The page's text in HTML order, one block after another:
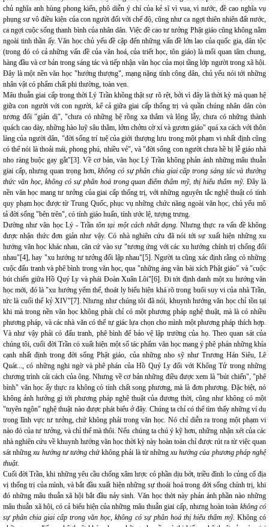
chủ nghĩa anh hùng phong kiến, phô diễn ý chí của kẻ sĩ vì vua, vì nước, đề cao nghĩa vụ
phụng sự vô điều kiện của con người đối với chế độ, cũng như ca ngợi thiên nhiên đất nước,
ca ngợi cuộc sống thanh bình của nhân dân. Việc đề cao tư tưởng Phật giáo cũng không nằm
ngoài tinh thần ấy. Văn học chủ yếu đề cập đến những vấn đề lớn lao của quốc gia, dân tộc
(trong đó có cả những vấn đề của văn hoá, của triết học, tôn giáo) là mối quan tâm chung,
hàng đầu và cơ bản trong sáng tác và tiếp nhận văn học của mọi tầng lớp người trong xã hội.
Đây là một nền văn học "hướng thượng", mạng nặng tính công dân, chủ yếu nói tới những
nhân vật có phẩm chất phi thường, toàn vẹn.
Mâu thuẫn giai cấp trong thời Lý Trần không thật sự rõ rệt, bởi vì đây là thời kỳ mà quan hệ
giữa con người với con người, kể cả giữa giai cấp thống trị và quần chúng nhân dân còn
tương đối "giản dị", "chưa có những bệ rồng xa thẳm và lộng lẫy, chưa có những thành
quách cao dày, những hào luỹ sâu thẳm, lởm chởm cờ xí và gươm giáo" quá xa cách với thôn
làng của người dân, "đời sống trí tuệ của giới thượng lưu trong một phạm vi nhất định cũng
có thể nói là thoải mái, phong phú, nhiều vẻ", và "đời sống con người chưa hề bị lễ giáo nhà
nho ràng buộc gay gắt"[3]. Về cơ bản, văn học Lý Trần không phản ánh những mâu thuẫn
giai cấp, nhưng quan trọng hơn,không có sự phân chia giai cấp trong sáng tác và thưởng
thức văn học, không có sự phân hoá trong quan điểm thẩm mỹ, thị hiếu thẩm mỹ. Đây là
nền văn học mang tư tưởng của giai cấp thống trị, với những nguyên tắc nghệ thuật có tính
quy phạm học được từ Trung Quốc, phục vụ những chức năng ngoài văn học, chủ yếu mô
tả đời sống "bên trên", có tính giáo huấn, tính ước lệ, tượng trưng.
Dường như văn học Lý - Trầntồn tại một cách nhất dạng.Nhưng thực ra vấn đề không
được nhận thức đơn giản như vậy. Có nhà nghiên cứu đã nói tới sự xuất hiện những xu
hướng văn học khác nhau, căn cứ vào sự "tương ứng với các xu hướng chính trị chống đối
nhau"[4], hay "xu hướng tư tưởng đối lập nhau"[5]. Người ta cũng xác định rằng có những
cuộc đấu tranh và phê bình trong văn học, qua "những áng văn bài xích Phật giáo" và "cuộc
bút chiến giữa Hồ Quý Ly và phái Đoàn Xuân Lôi"[6]. Đi tới định danh một xu hướng văn
học mới, đó là "xu hướng yếm thế, thoát ly biểu hiện khá rõ trong buổi suy vi của nhà Trần,
tức là cuối thế kỷ XIV"[7]. Nhưng như chúng tôi đã nói, khuynh hướng văn học chỉ tồn tại
khi mà trong nền văn học không phải chỉ có một phương pháp nghệ thuật, mà là có nhiều
phương pháp, và các nhà văn có thể tự giác lựa chọn cho mình một phương pháp thích hợp.
Và như vậy phải có đấu tranh, phê bình để bảo vệ lập trường của họ. Theo quan sát của
chúng tôi, cuối đời Trần có xuất hiện một số tác phẩm văn học mang ý phê phán những khía
cạnh nhất định trong đời sống Phật giáo, của những nho sỹ như Trương Hán Siêu, Lê
Quát..., có những nghi ngờ và phê phán của Hồ Quý Ly đối với Khổng Tử trong những
chương trình cải cách của ông. Nhưng về cơ bản những điều được xem là "bút chiến", "phê
bình" văn học ấy thực ra không có tính chất song phương, mà là đơn phương. Đặc biệt, nó
không ảnh hưởng gì tới phương pháp nghệ thuật của đương thời, cũng như không có một
"tuyên ngôn" nghệ thuật nào được phát biểu ở đây. Chúng ta chỉ có thể tìm thấy những ví dụ
trong lĩnh vực tư tưởng, chứ không phải trong văn học. Nó chỉ diễn ra trong một phạm vi
nào đó của tư tưởng, và chỉ thế mà thôi. Nếu chúng ta chú ý kỹ hơn, những nhận xét của các
nhà nghiên cứu về khuynh hướng văn học thời kỳ này hoàn toàn chỉ được rút ra từ việc quan
sát nhữngxu hướng tư tưởngchứ không phải là từ nhữngxu hướng của phương pháp nghệ
thuật.
Cuối đời Trần, khi những yêu cầu chống xâm lược có phần dịu bớt, triều đình lo củng cố địa
vị thống trị của mình, và bắt đầu xuất hiện những sự thoái hoá trong đời sống chính trị, khi
đó những mâu thuẫn xã hội bắt đầu nảy sinh. Văn học thời này phản ánh phần nào những
mâu thuẫn xã hội, có cả biểu hiện của những mâu thuẫn giai cấp, nhưng hoàn toàn không có
sự phân chia giai cấp trong văn học, không có sự phân hoá thị hiếu thẩm mỹ. Không có